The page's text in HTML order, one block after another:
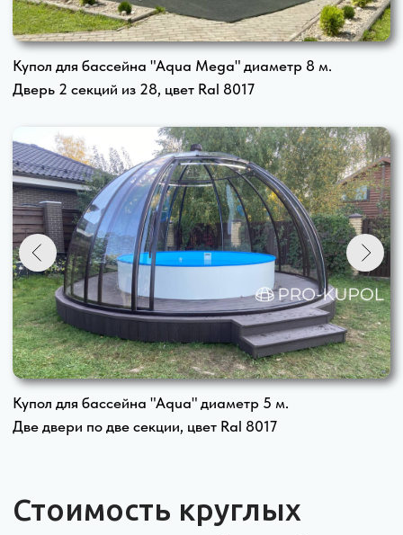
h 3,0 м. х d 6 м. 440 000 ₽
h 3,0 м. х d 6,5 м. 540 000 ₽
h 2,5 м. х d 5 м. 310 000 ₽
h 2,5 м. х d 5,5 м. 420 000 ₽
h 2,3 м. х d 4 м. 275 000 ₽
h 2,3 м. х d 4,5 м. 305 000 ₽
Дверь половина открывания
Дверь половина открывания
Дверь половина открывания
Фотогалерея овальных
куполов для бассейна